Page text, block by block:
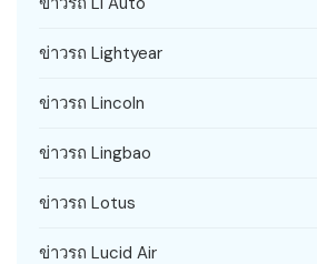
ข่าวรถ Lightyear
ข่าวรถ Lincoln
ข่าวรถ Lingbao
ข่าวรถ Lotus
ข่าวรถ Lucid Air